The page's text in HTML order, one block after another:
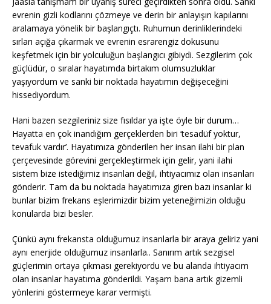
evrenin gizli kodlarını çözmeye ve derin bir anlayışın kapılarını
aralamaya yönelik bir başlangıçtı. Ruhumun derinliklerindeki
sırları açığa çıkarmak ve evrenin esrarengiz dokusunu
keşfetmek için bir yolculuğun başlangıcı gibiydi. Sezgilerim çok
güçlüdür, o sıralar hayatımda birtakım olumsuzluklar
yaşıyordum ve sanki bir noktada hayatımın değişeceğini
hissediyordum.
Hani bazen sezgileriniz size fısıldar ya işte öyle bir durum…
Hayatta en çok inandığım gerçeklerden biri ‘tesadüf yoktur,
tevafuk vardır’. Hayatımıza gönderilen her insan ilahi bir plan
çerçevesinde görevini gerçekleştirmek için gelir, yani ilahi
sistem bize istediğimiz insanları değil, ihtiyacımız olan insanları
gönderir. Tam da bu noktada hayatımıza giren bazı insanlar ki
bunlar bizim frekans eşlerimizdir bizim yeteneğimizin olduğu
konularda bizi besler.
Çünkü aynı frekansta olduğumuz insanlarla bir araya geliriz yani
aynı enerjide olduğumuz insanlarla.. Sanırım artık sezgisel
güçlerimin ortaya çıkması gerekiyordu ve bu alanda ihtiyacım
olan insanlar hayatıma gönderildi. Yaşam bana artık gizemli
yönlerini göstermeye karar vermişti.